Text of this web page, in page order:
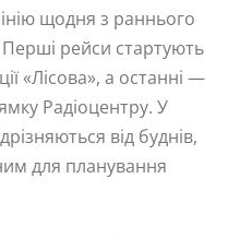
щодня з раннього
рейси стартують
«Лісова», а останні —
Радіоцентру. У
від буднів,
для планування